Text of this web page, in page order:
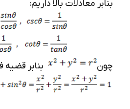
بنابر معادلات بالا داریم:
چون بنابر قضیه